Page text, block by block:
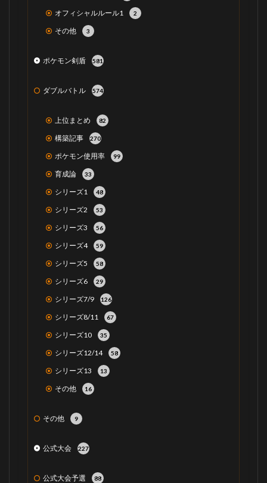
オフィシャルルール1 2
その他 3
ポケモン剣盾 581
ダブルバトル 574
上位まとめ 82
構築記事 270
ポケモン使用率 99
育成論 33
シリーズ1 48
シリーズ2 53
シリーズ3 56
シリーズ4 59
シリーズ5 58
シリーズ6 29
シリーズ7/9 126
シリーズ8/11 67
シリーズ10 35
シリーズ12/14 58
シリーズ13 13
その他 16
その他 9
公式大会 227
公式大会予選 88